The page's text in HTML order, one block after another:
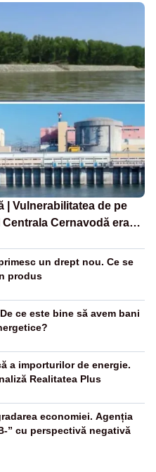
| Vulnerabilitatea de pe
Cernavodă era
un drept nou. Ce se
produs
ce este bine să avem bani
a importurilor de energie.
Realitatea Plus
economiei. Agenția
” cu perspectivă negativă